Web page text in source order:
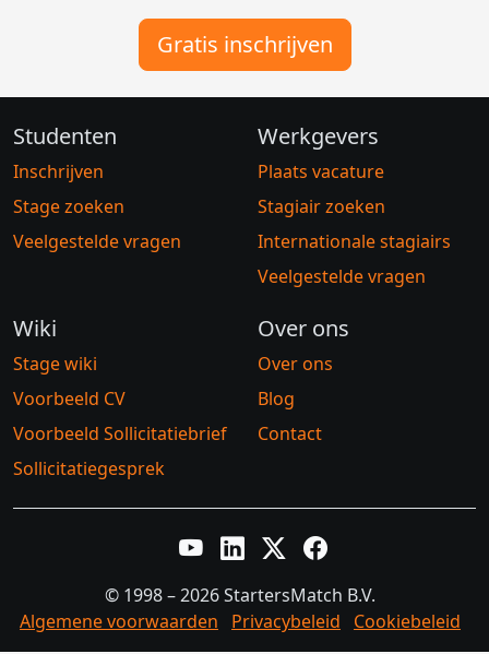
Gratis inschrijven
Studenten
Inschrijven
Stage zoeken
Veelgestelde vragen
Werkgevers
Plaats vacature
Stagiair zoeken
Internationale stagiairs
Veelgestelde vragen
Wiki
Stage wiki
Voorbeeld CV
Voorbeeld Sollicitatiebrief
Sollicitatiegesprek
Over ons
Over ons
Blog
Contact
YouTubeLinkedInTwitter XFacebook
© 1998 – 2026 StartersMatch B.V.
Algemene voorwaarden
Privacybeleid Cookiebeleid